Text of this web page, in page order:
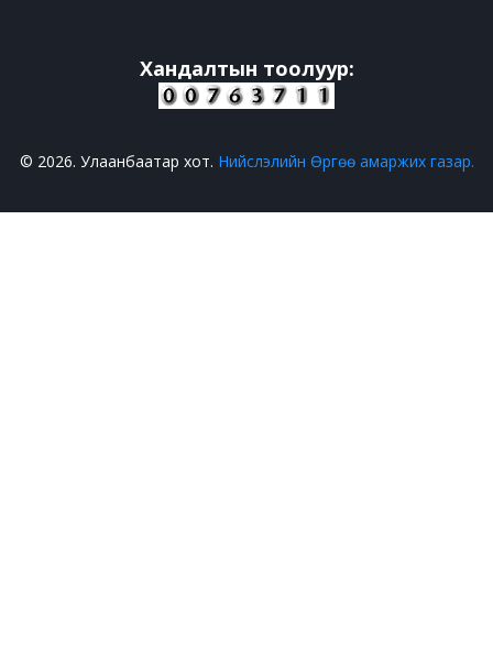
Хандалтын тоолуур:
© 2026. Улаанбаатар хот. Нийслэлийн Өргөө амаржих газар.